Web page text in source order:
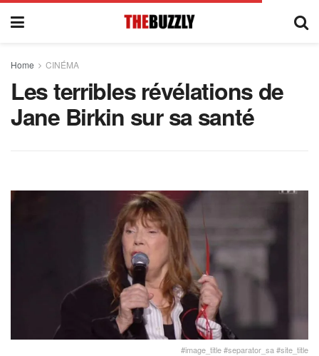
Home CINÉMA
Les terribles révélations de
Jane Birkin sur sa santé
#image_title #separator_sa #site_title